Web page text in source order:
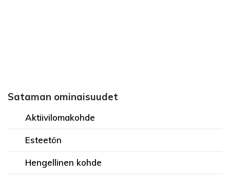
Sataman ominaisuudet
Aktiivilomakohde
Esteetön
Hengellinen kohde